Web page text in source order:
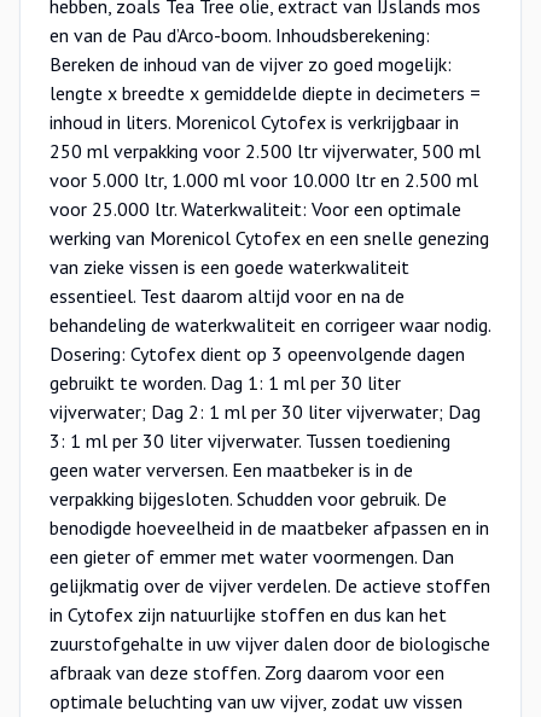
hebben, zoals Tea Tree olie, extract van IJslands mos
en van de Pau d’Arco-boom. Inhoudsberekening:
Bereken de inhoud van de vijver zo goed mogelijk:
lengte x breedte x gemiddelde diepte in decimeters =
inhoud in liters. Morenicol Cytofex is verkrijgbaar in
250 ml verpakking voor 2.500 ltr vijverwater, 500 ml
voor 5.000 ltr, 1.000 ml voor 10.000 ltr en 2.500 ml
voor 25.000 ltr. Waterkwaliteit: Voor een optimale
werking van Morenicol Cytofex en een snelle genezing
van zieke vissen is een goede waterkwaliteit
essentieel. Test daarom altijd voor en na de
behandeling de waterkwaliteit en corrigeer waar nodig.
Dosering: Cytofex dient op 3 opeenvolgende dagen
gebruikt te worden. Dag 1: 1 ml per 30 liter
vijverwater; Dag 2: 1 ml per 30 liter vijverwater; Dag
3: 1 ml per 30 liter vijverwater. Tussen toediening
geen water verversen. Een maatbeker is in de
verpakking bijgesloten. Schudden voor gebruik. De
benodigde hoeveelheid in de maatbeker afpassen en in
een gieter of emmer met water voormengen. Dan
gelijkmatig over de vijver verdelen. De actieve stoffen
in Cytofex zijn natuurlijke stoffen en dus kan het
zuurstofgehalte in uw vijver dalen door de biologische
afbraak van deze stoffen. Zorg daarom voor een
optimale beluchting van uw vijver, zodat uw vissen